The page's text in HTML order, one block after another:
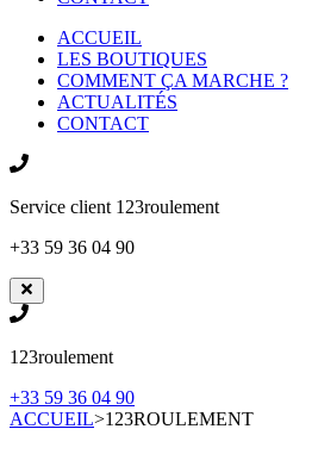
ACCUEIL
LES BOUTIQUES
COMMENT ÇA MARCHE ?
ACTUALITÉS
CONTACT
Service client 123roulement
+33 59 36 04 90
123roulement
+33 59 36 04 90
ACCUEIL>123ROULEMENT